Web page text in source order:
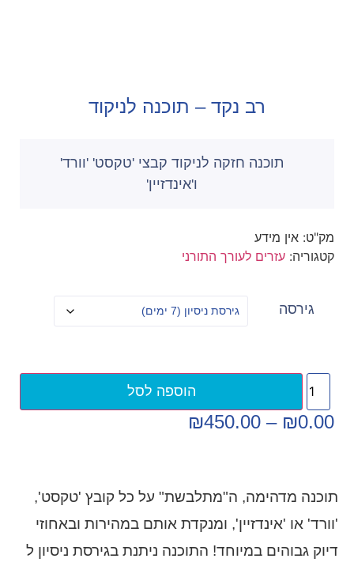
רב נקד – תוכנה לניקוד
תוכנה חזקה לניקוד קבצי 'טקסט' 'וורד'
ו'אינדזיין'
מק"ט: אין מידע
קטגוריה: עזרים לעורך התורני
גירסה
הוספה לסל
₪0.00
–
₪450.00
תוכנה מדהימה, ה"מתלבשת" על כל קובץ 'טקסט',
'וורד' או 'אינדזיין', ומנקדת אותם במהירות ובאחוזי
דיוק גבוהים במיוחד! התוכנה ניתנת בגירסת ניסיון ל